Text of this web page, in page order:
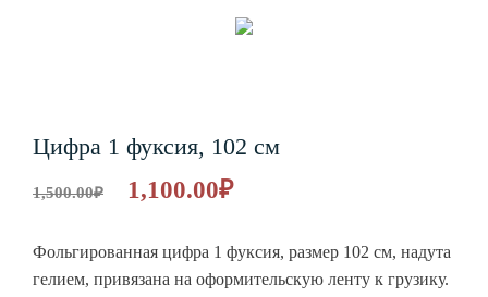
Цифра 1 фуксия, 102 см
1,500.00₽ 1,100.00₽
Фольгированная цифра 1 фуксия, размер 102 см, надута
гелием, привязана на оформительскую ленту к грузику.